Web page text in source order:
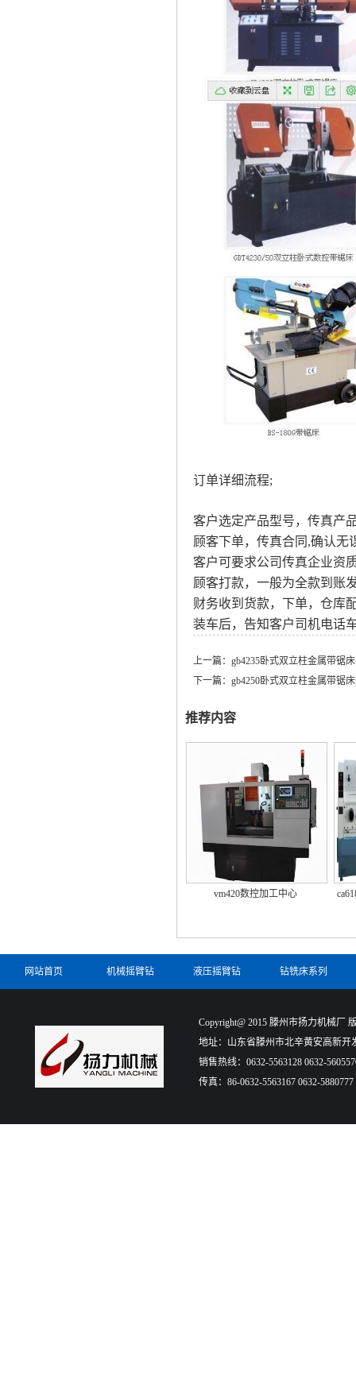
订单详细流程;
客户选定产品型号，传真产
顾客下单，传真合同,确认
客户可要求公司传真企业资
顾客打款，一般为全款到账
财务收到货款，下单，仓库
装车后，告知客户司机电话
上一篇： gb4235卧式双立柱金属带锯床
下一篇： gb4250卧式双立柱金属带锯
推荐内容
vm420数控加工中心
网站首页 机械摇臂钻 液压摇臂钻 钻铣床系列
Copyright@ 2015 滕州市扬力机械厂
地址：山东省滕州市北辛黄安高新开
销售热线：0632-5563128 0632-
传真：86-0632-5563167 0632-